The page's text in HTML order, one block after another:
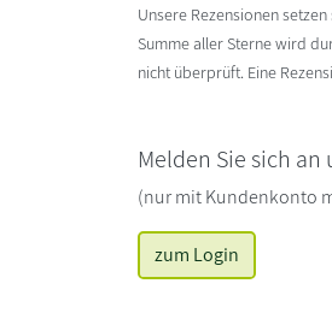
Unsere Rezensionen
Summe aller Sterne wird
nicht überprüft. Eine
Melden Sie sich
(nur mit Kundenkonto
zum Login